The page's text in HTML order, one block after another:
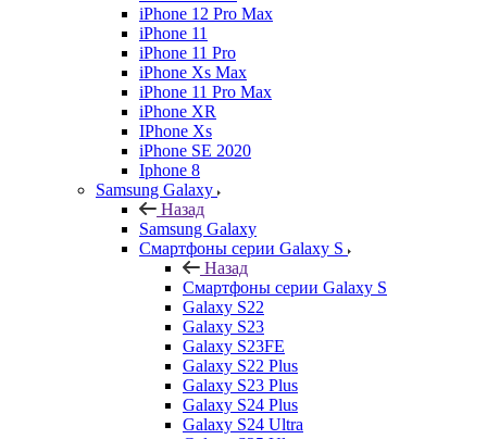
iPhone 12 Pro Max
iPhone 11
iPhone 11 Pro
iPhone Xs Max
iPhone 11 Pro Max
iPhone XR
IPhone Xs
iPhone SE 2020
Iphone 8
Samsung Galaxy
Назад
Samsung Galaxy
Смартфоны серии Galaxy S
Назад
Смартфоны серии Galaxy S
Galaxy S22
Galaxy S23
Galaxy S23FE
Galaxy S22 Plus
Galaxy S23 Plus
Galaxy S24 Plus
Galaxy S24 Ultra